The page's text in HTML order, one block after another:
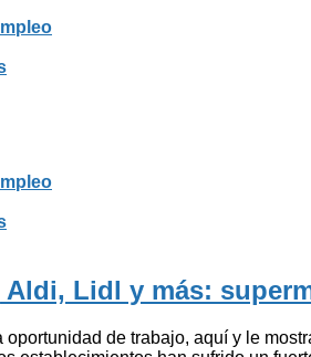
Aldi, Lidl y más:
oportunidad de trabajo, aquí y le